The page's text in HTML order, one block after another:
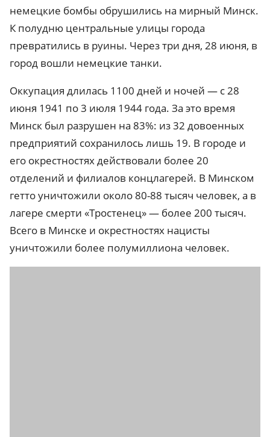
немецкие бомбы обрушились на мирный Минск.
К полудню центральные улицы города
превратились в руины. Через три дня, 28 июня, в
город вошли немецкие танки.
Оккупация длилась 1100 дней и ночей — с 28
июня 1941 по 3 июля 1944 года. За это время
Минск был разрушен на 83%: из 32 довоенных
предприятий сохранилось лишь 19. В городе и
его окрестностях действовали более 20
отделений и филиалов концлагерей. В Минском
гетто уничтожили около 80-88 тысяч человек, а в
лагере смерти «Тростенец» — более 200 тысяч.
Всего в Минске и окрестностях нацисты
уничтожили более полумиллиона человек.